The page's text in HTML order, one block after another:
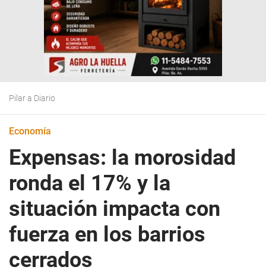
Pilar a Diario
Economía
Expensas: la morosidad
ronda el 17% y la
situación impacta con
fuerza en los barrios
cerrados